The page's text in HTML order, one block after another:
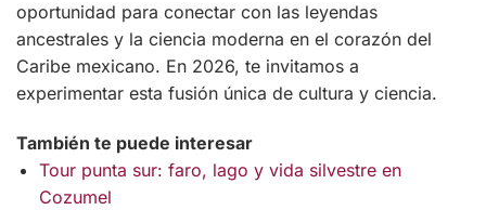
oportunidad para conectar con las leyendas
ancestrales y la ciencia moderna en el corazón del
Caribe mexicano. En 2026, te invitamos a
experimentar esta fusión única de cultura y ciencia.
También te puede interesar
Tour punta sur: faro, lago y vida silvestre en
Cozumel